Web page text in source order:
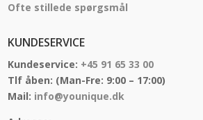
Ofte stillede spørgsmål
KUNDESERVICE
Kundeservice: +45 91 65 33 00
Tlf åben: (Man-Fre: 9:00 – 17:00)
Mail: info@younique.dk